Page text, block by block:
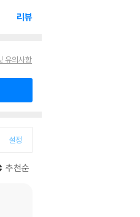
리뷰
유의사항
설정
추천순